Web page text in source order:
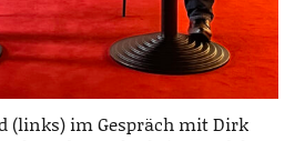
(links) im Gespräch mit Dirk